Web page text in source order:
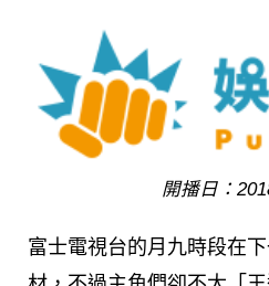
開播日：
富士電視台的月九時段在